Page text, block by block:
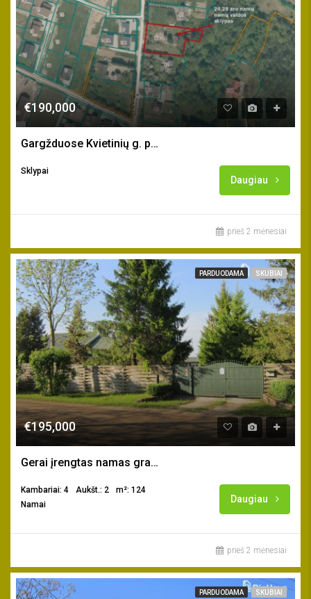
€190,000
Gargžduose Kvietinių g. parduodamas 24 a. sklypas
Sklypai
Daugiau
prieš 2 mėnesiai
PARDUODAMA SKUBIAI
€195,000
Gerai įrengtas namas gražioje gamtoje netoli Klaipėdos m.
Kambariai: 4 Aukšt.: 2
m²: 124
Namai
Daugiau
prieš 2 mėnesiai
PARDUODAMA SKUBIAI